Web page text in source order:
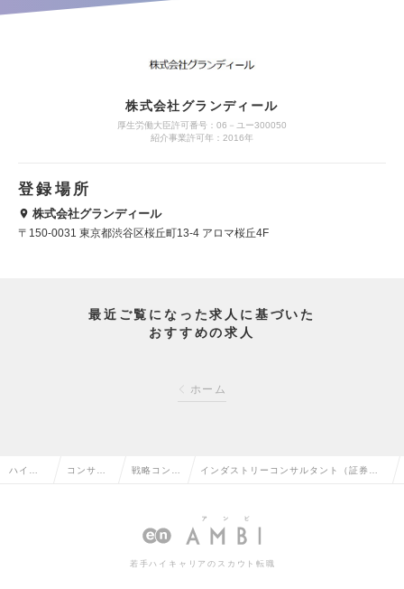
株式会社グランディール
厚生労働大臣許可番号：06－ユー300050
紹介事業許可年：2016年
登録場所
株式会社グランディール
〒150-0031 東京都渋谷区桜丘町13-4 アロマ桜丘4F
最近ご覧になった求人に基づいた
おすすめの求人
ホーム
ハイク コンサル 戦略コンサ
転職
インダストリーコンサルタント（証券領
gr候補の求人情報
若手ハイキャリアのスカウト転職